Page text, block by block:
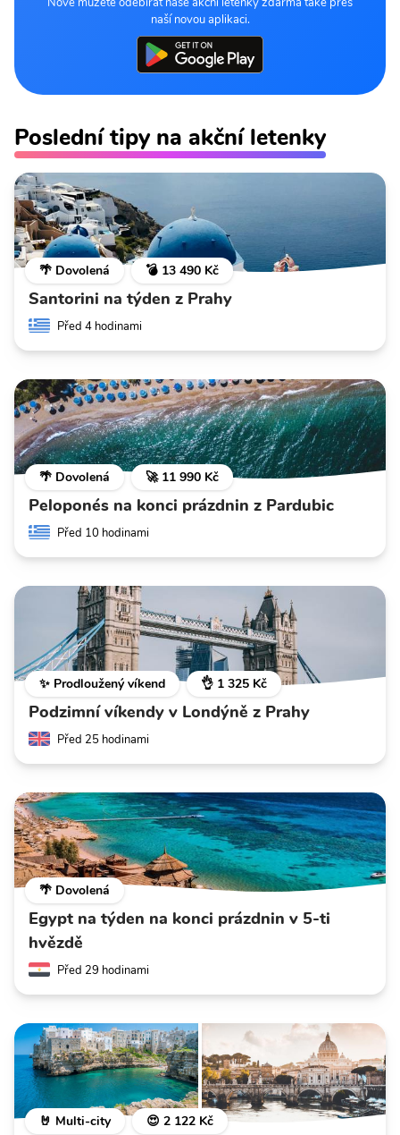
naší novou aplikaci.
Poslední tipy na akční letenky
🌴 Dovolená 💣 13 490 Kč
Santorini na týden z Prahy
Před 4 hodinami
🌴 Dovolená 🚀 11 990 Kč
Peloponés na konci prázdnin z Pardubic
Před 10 hodinami
✨ Prodloužený víkend 👌 1 325 Kč
Podzimní víkendy v Londýně z Prahy
Před 25 hodinami
🌴 Dovolená
Egypt na týden na konci prázdnin v 5-ti
hvězdě
Před 29 hodinami
🤘 Multi-city 😍 2 122 Kč